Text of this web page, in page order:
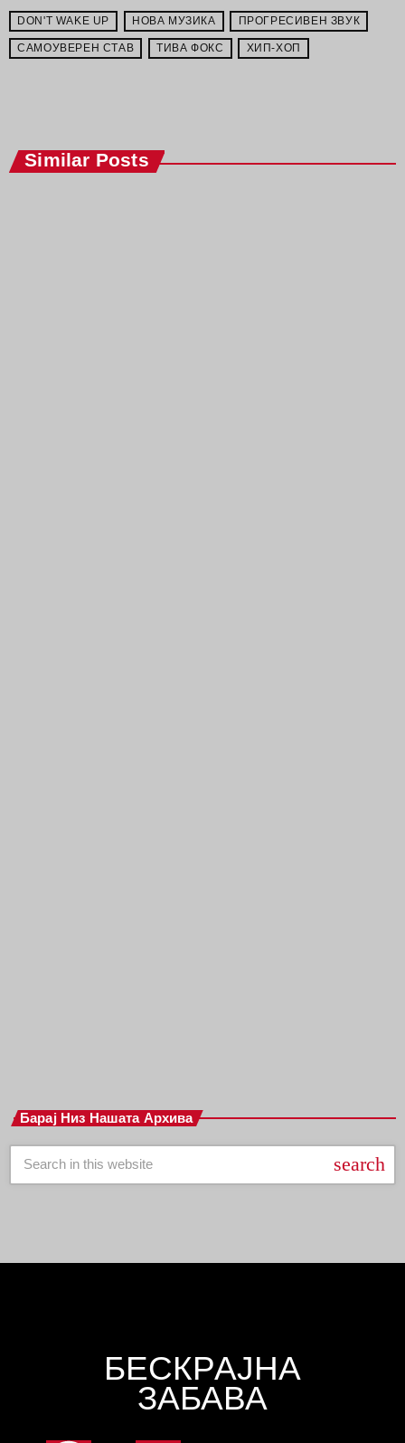
DON'T WAKE UP НОВА МУЗИКА ПРОГРЕСИВЕН ЗВУК
САМОУВЕРЕН СТАВ ТИВА ФОКС ХИП-ХОП
Similar Posts
Барај Низ Нашата Архива
search
БЕСКРАЈНА
ЗАБАВА